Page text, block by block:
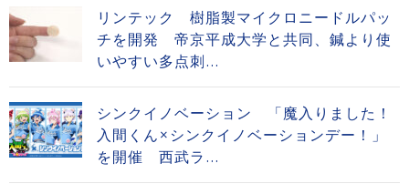
リンテック 樹脂製マイクロニードルパッ
チを開発 帝京平成大学と共同、鍼より使
いやすい多点刺...
シンクイノベーション 「魔入りました！
入間くん×シンクイノベーションデー！」
を開催 西武ラ...